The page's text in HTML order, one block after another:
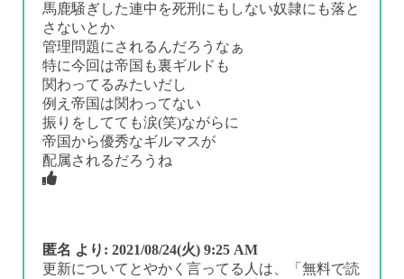
馬鹿騒ぎした連中を死刑にもしない奴隷にも落と
さないとか
管理問題にされるんだろうなぁ
特に今回は帝国も裏ギルドも
関わってるみたいだし
例え帝国は関わってない
振りをしてても涙(笑)ながらに
帝国から優秀なギルマスが
配属されるだろうね
匿名 より: 2021/08/24(火) 9:25 AM
更新についてとやかく言ってる人は、「無料で読